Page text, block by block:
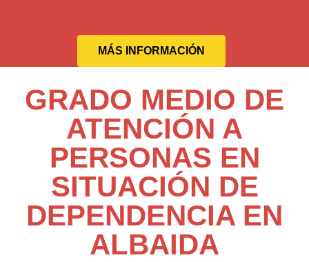
MÁS INFORMACIÓN
GRADO MEDIO DE
ATENCIÓN A
PERSONAS EN
SITUACIÓN DE
DEPENDENCIA EN
ALBAIDA